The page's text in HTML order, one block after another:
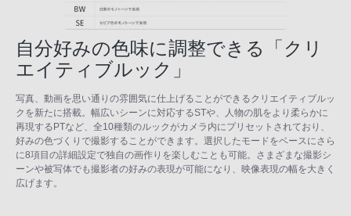
自分好みの色味に調整できる「クリ
エイティブルック」
写真、動画を思い通りの雰囲気に仕上げることができるクリエイティブルッ
クを新たに搭載。幅広いシーンに対応するSTや、人物の肌をより柔らかに
再現するPTなど、全10種類のルックがカメラ内にプリセットされており、
好みの色づくりで撮影することができます。選択したモードをベースにさら
に8項目の詳細設定で独自の画作りを楽しむことも可能。さまざまな撮影シ
ーンや被写体でも撮影者の好みの表現が可能になり、映像表現の幅を大きく
広げます。